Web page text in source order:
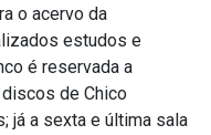
o acervo da
estudos e
é reservada a
de Chico
já a sexta e última sala